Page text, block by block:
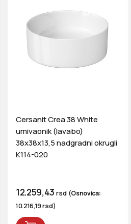
Cersanit Crea 38 White
umivaonik (lavabo)
38x38x13,5 nadgradni okrugli
K114-020
12.259,43 rsd (Osnovica:
10.216,19rsd)